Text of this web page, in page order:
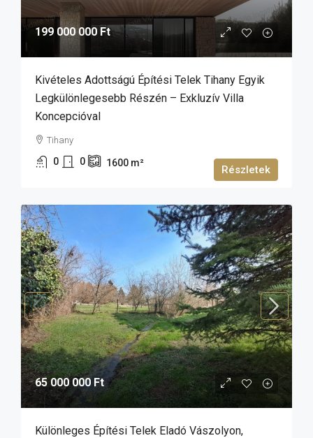
199 000 000 Ft
Kivételes Adottságú Építési Telek Tihany Egyik
Legkülönlegesebb Részén – Exkluzív Villa
Koncepcióval
Tihany
0 0 1600 m²
Részletek
65 000 000 Ft
Különleges Építési Telek Eladó Vászolyon,